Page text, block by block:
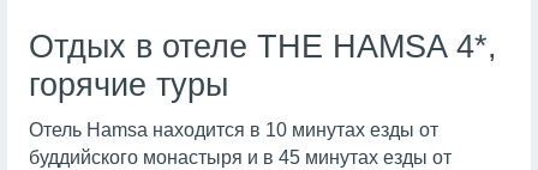
Отдых в отеле THE HAMSA 4*,
горячие туры
Отель Hamsa находится в 10 минутах езды от
буддийского монастыря и в 45 минутах езды от